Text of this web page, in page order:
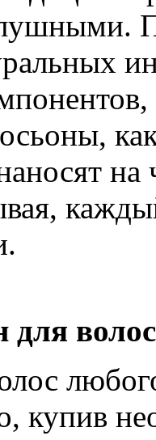
для
купив